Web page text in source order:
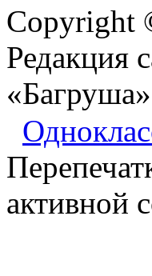
Copyright
Редакция
активной